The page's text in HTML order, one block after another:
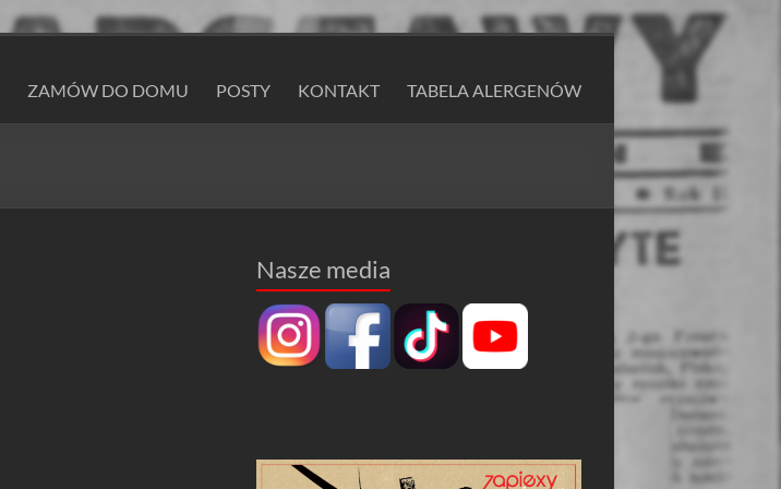
ZAMÓW DO DOMU POSTY KONTAKT TABELA ALERGENÓW
Nasze media